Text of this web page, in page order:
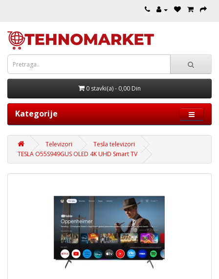
0 stavki(a) - 0,00 Din
Kategorije
Televizori
Tesla televizori
TESLA O55S949GUS OLED 4K UHD Smart TV